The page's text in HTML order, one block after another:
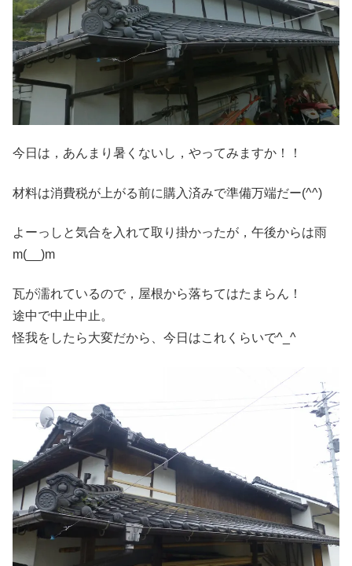
今日は，あんまり暑くないし，やってみますか！！
材料は消費税が上がる前に購入済みで準備万端だー(^^)
よーっしと気合を入れて取り掛かったが，午後からは雨
m(__)m
瓦が濡れているので，屋根から落ちてはたまらん！
途中で中止中止。
怪我をしたら大変だから、今日はこれくらいで^_^